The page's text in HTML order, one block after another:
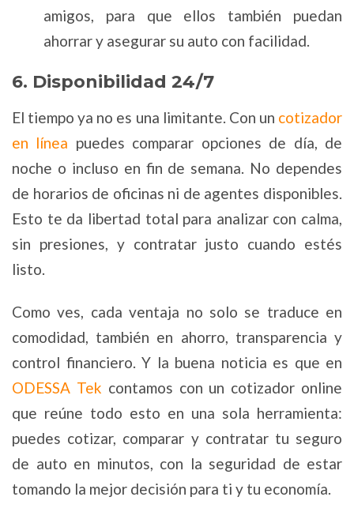
amigos, para que ellos también puedan
ahorrar y asegurar su auto con facilidad.
6. Disponibilidad 24/7
El tiempo ya no es una limitante. Con un cotizador
en línea puedes comparar opciones de día, de
noche o incluso en fin de semana. No dependes
de horarios de oficinas ni de agentes disponibles.
Esto te da libertad total para analizar con calma,
sin presiones, y contratar justo cuando estés
listo.
Como ves, cada ventaja no solo se traduce en
comodidad, también en ahorro, transparencia y
control financiero. Y la buena noticia es que en
ODESSA Tek contamos con un cotizador online
que reúne todo esto en una sola herramienta:
puedes cotizar, comparar y contratar tu seguro
de auto en minutos, con la seguridad de estar
tomando la mejor decisión para ti y tu economía.